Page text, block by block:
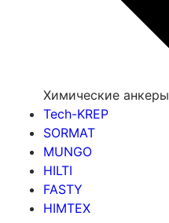
Химические анкеры
Tech-KREP
SORMAT
MUNGO
HILTI
FASTY
HIMTEX